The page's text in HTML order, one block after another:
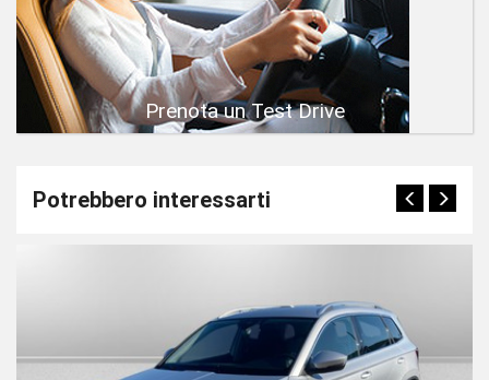
Prenota un Test Drive
Potrebbero interessarti